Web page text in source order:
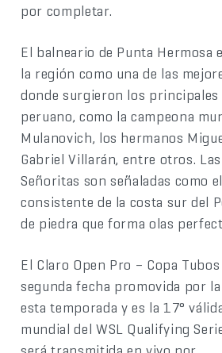
por completar.
El balneario de Punta Hermosa
la región como una de las
donde surgieron los
peruano, como la campeona
Mulanovich, los hermanos
Gabriel Villarán, entre otros.
Señoritas son señaladas como
consistente de la costa sur del
de piedra que forma olas
El Claro Open Pro – Copa
segunda fecha promovida por la
esta temporada y es la 17°
mundial del WSL Qualifying